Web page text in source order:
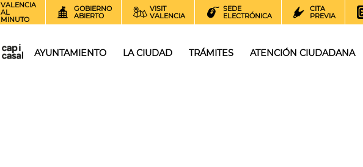
VALENCIA
AL
MINUTO
GOBIERNO
ABIERTO
VISIT
VALENCIA
SEDE
ELECTRÓNICA
CITA
PREVIA
AYUNTAMIENTO LA CIUDAD TRÁMITES ATENCIÓN CIUDADANA